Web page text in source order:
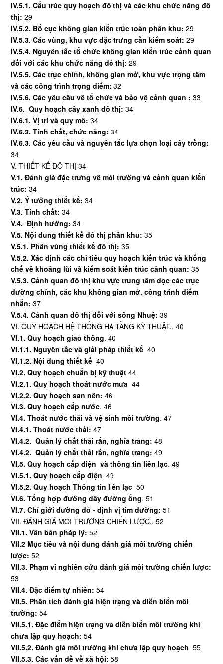
IV.5.1. Cấu trúc quy hoạch đô thị và các khu chức năng đô
thị: 29
IV.5.2. Bố cục không gian kiến trúc toàn phân khu: 29
IV.5.3. Các vùng, khu vực đặc trưng cần kiểm soát: 29
IV.5.4. Nguyên tắc tổ chức không gian kiến trúc cảnh quan
đối với các khu chức năng đô thị: 29
IV.5.5. Các trục chính, không gian mở, khu vực trọng tâm
và các công trình trọng điểm: 32
IV.5.6. Các yêu cầu về tổ chức và bảo vệ cảnh quan : 33
IV.6. Quy hoạch cây xanh đô thị: 34
IV.6.1. Vị trí và quy mô: 34
IV.6.2. Tính chất, chức năng: 34
IV.6.3. Các yêu cầu và nguyên tắc lựa chọn loại cây trồng:
34
V. THIẾT KẾ ĐÔ THỊ 34
V.1. Đánh giá đặc trưng về môi trường và cảnh quan kiến
trúc: 34
V.2. Ý tưởng thiết kế: 34
V.3. Tính chất: 34
V.4. Định hướng: 34
V.5. Nội dung thiết kế đô thị phân khu: 35
V.5.1. Phân vùng thiết kế đô thị: 35
V.5.2. Xác định các chỉ tiêu quy hoạch kiến trúc và khống
chế về khoảng lùi và kiểm soát kiến trúc cảnh quan: 35
V.5.3. Cảnh quan đô thị khu vực trung tâm dọc các trục
đường chính, các khu không gian mở, công trình điểm
nhấn: 37
V.5.4. Cảnh quan đô thị đối với sông Nhuệ: 39
VI. QUY HOẠCH HỆ THỐNG HẠ TẦNG KỸ THUẬT.. 40
VI.1. Quy hoạch giao thông. 40
VI.1.1. Nguyên tắc và giải pháp thiết kế 40
VI.1.2. Nội dung thiết kế 40
VI.2. Quy hoạch chuẩn bị kỹ thuật 44
VI.2.1. Quy hoạch thoát nước mưa 44
VI.2.2. Quy hoạch san nền: 46
VI.3. Quy hoạch cấp nước. 46
VI.4. Thoát nước thải và vệ sinh môi trường. 47
VI.4.1. Thoát nước thải: 47
VI.4.2. Quản lý chất thải rắn, nghĩa trang: 48
VI.4.2. Quản lý chất thải rắn, nghĩa trang: 49
VI.5. Quy hoạch cấp điện và thông tin liên lạc. 49
VI.5.1. Quy hoạch cấp điện 49
VI.5.2. Quy hoạch Thông tin liên lạc 50
VI.6. Tổng hợp đường dây đường ống. 51
VI.7. Chỉ giới đường đỏ - định vị tim đường: 51
VII. ĐÁNH GIÁ MÔI TRƯỜNG CHIẾN LƯỢC.. 52
VII.1. Văn bản pháp lý: 52
VII.2 Mục tiêu và nội dung đánh giá môi trường chiến
lược: 52
VII.3. Phạm vi nghiên cứu đánh giá môi trường chiến lược:
53
VII.4. Đặc điểm tự nhiên: 54
VII.5. Phân tích đánh giá hiện trạng và diễn biến môi
trường: 54
VII.5.1. Đặc điểm hiện trạng và diễn biến môi trường khi
chưa lập quy hoạch: 54
VII.5.2. Đánh giá môi trường khi chưa lập quy hoạch 55
VII.5.3. Các vấn đề về xã hội: 58